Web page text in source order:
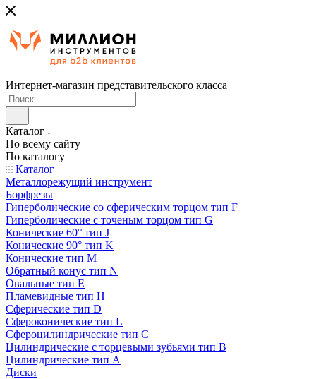
Интернет-магазин представительского класса
Каталог
По всему сайту
По каталогу
Каталог
Металлорежущий инструмент
Борфрезы
Гиперболические cо сферическим торцом тип F
Гиперболические с точеным торцом тип G
Конические 60° тип J
Конические 90° тип K
Конические тип M
Обратный конус тип N
Овальные тип E
Пламевидные тип H
Сферические тип D
Сфероконические тип L
Сфероцилиндрические тип C
Цилиндрические с торцевыми зубьями тип B
Цилиндрические тип А
Диски